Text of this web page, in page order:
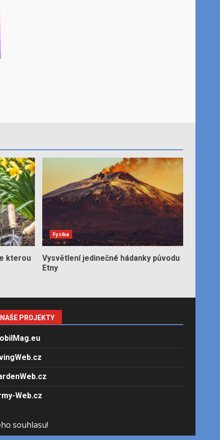
kterou
Fyzika
Vysvětlení jedinečné hádanky původu
Etny
NAŠE PROJEKTY
Web.cz
souhlasu!